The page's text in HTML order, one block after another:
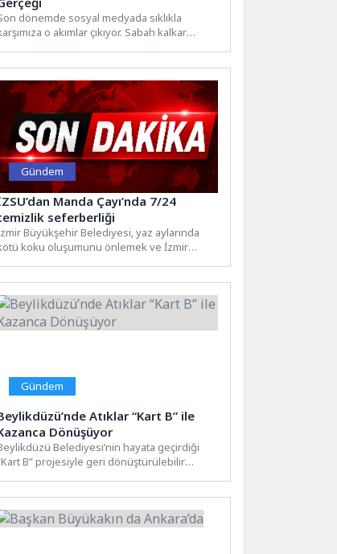
dönemde sosyal medyada sıklıkla
o akımlar çıkıyor. Sabah kalkar
Gündem
Manda Çayı’nda 7/24
seferberliği
Büyükşehir Belediyesi, yaz aylarında
koku oluşumunu önlemek ve İzmir
Gündem
Atıklar “Kart B” ile
Dönüşüyor
Belediyesi’nin hayata geçirdiği
B” projesiyle geri dönüştürülebilir